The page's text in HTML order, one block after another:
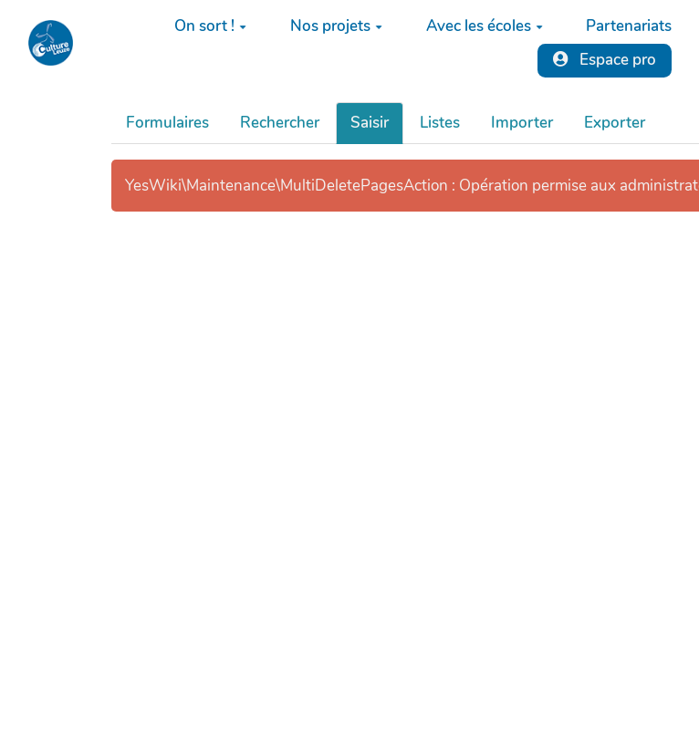
Aller au contenu principalOn sort ! Nos projets Avec les écoles Partenariats
Espace pro
Formulaires Rechercher Saisir Listes Importer Exporter
YesWiki\Maintenance\MultiDeletePagesAction : Opération permise aux